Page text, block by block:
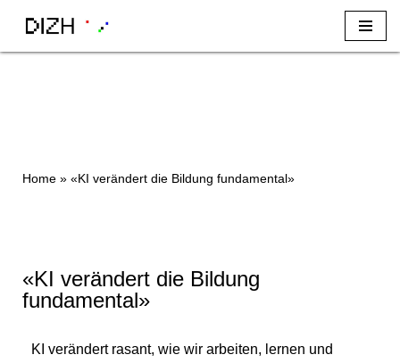
Zum
Home » «KI verändert die Bildung fundamental»
«KI verändert die Bildung
fundamental»
KI verändert rasant, wie wir arbeiten, lernen und